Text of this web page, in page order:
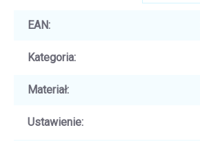
EAN:
Kategoria:
Materiał:
Ustawienie: